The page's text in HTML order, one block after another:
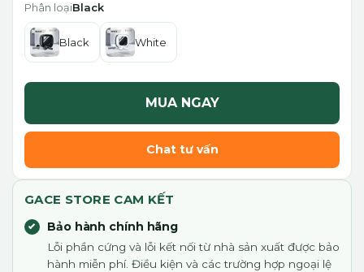
Phân loạiBlack
Black White
MUA NGAY
Chat tư vấn
GACE STORE CAM KẾT
Bảo hành chính hãng
Lỗi phần cứng và lỗi kết nối từ nhà sản xuất được bảo
hành miễn phí. Điều kiện và các trường hợp ngoại lệ